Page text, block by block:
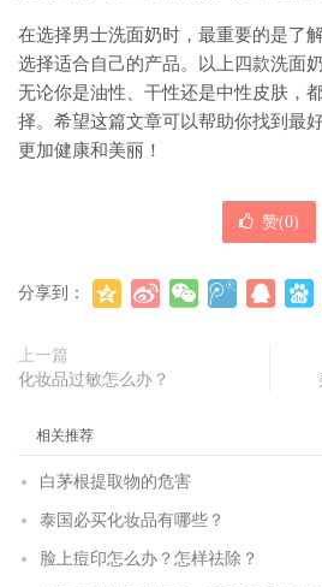
在选择男士洗面奶时，最重要的是了
选择适合自己的产品。以上四款洗面
无论你是油性、干性还是中性皮肤，
择。希望这篇文章可以帮助你找到最
更加健康和美丽！
赞(0)
分享到：
上一篇
化妆品过敏怎么办？
相关推荐
白茅根提取物的危害
泰国必买化妆品有哪些？
脸上痘印怎么办？怎样祛除？